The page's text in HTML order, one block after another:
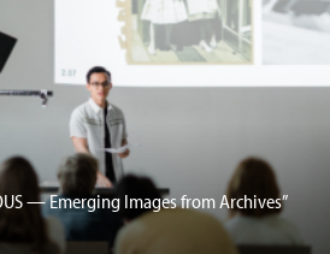
— Emerging Images from Archives”